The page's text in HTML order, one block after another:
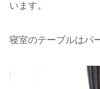
います。
寝室のテーブルはパ